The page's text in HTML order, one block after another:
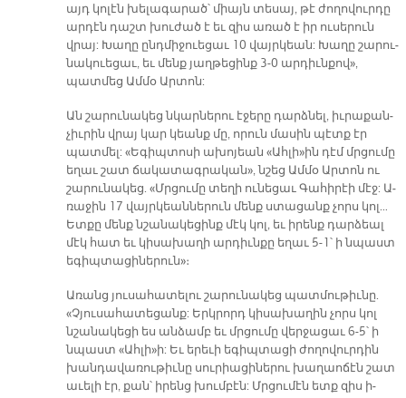
այդ կո­լէն խե­լա­գա­րած՝ միայն տե­սայ, թէ ժո­ղո­վուր­դը
ար­դէն դաշտ խու­ժած է եւ զիս ա­ռած է իր ու­սե­րուն
վրայ: Խա­ղը ընդ­մի­ջուե­ցաւ 10 վայր­կեան: Խա­ղը շա­րու­
նա­կուե­ցաւ, եւ մենք յաղ­թե­ցինք 3-0 ար­դիւն­քո­վ»,
պատ­մեց Ամ­մօ Ար­տոն:
Ան շա­րու­նա­կեց նկար­նե­րու է­ջե­րը դարձ­նել, իւ­րա­քան­
չիւ­րին վրայ կար կեանք մը, ո­րուն մա­սին պէտք էր
պատ­մել: «Ե­գիպ­տո­սի ա­խո­յեան «Ահ­լի»ին դէմ մրցու­մը
ե­ղաւ շատ ճա­կա­տագ­րա­կան», նշեց Ամ­մօ Ար­տոն ու
շարունակեց. «Մրցու­մը տե­ղի ու­նե­ցաւ Գա­հի­րէի մէջ: Ա­
ռա­ջին 17 վայր­կեան­նե­րուն մենք ստա­ցանք չորս կոլ…
Ետ­քը մենք նշա­նա­կե­ցինք մէկ կոլ, եւ ի­րենք դար­ձեալ
մէկ հատ եւ կի­սա­խա­ղի ար­դիւն­քը ե­ղաւ 5-1՝ ի նպաստ
ե­գիպ­տա­ցի­նե­րու­ն»։
Ա­ռանց յու­սա­հա­տե­լու շա­րու­նա­կեց պատ­մու­թիւ­նը.
«Չյու­սա­հա­տե­ցանք: Երկ­րորդ կի­սա­խա­ղին չորս կոլ
նշա­նա­կե­ցի ես ան­ձամբ եւ մրցու­մը վեր­ջա­ցաւ 6-5՝ ի
նպաստ «Ահ­լի»ի: Եւ ե­րե­ւի ե­գիպ­տա­ցի ժո­ղո­վուր­դին
խան­դա­վա­ռու­թիւ­նը սու­րիա­ցի­նե­րու խա­ղաո­ճէն շատ
ա­ւե­լի էր, քան՝ ի­րենց խում­բէն: Մրցու­մէն ետք զիս ի­